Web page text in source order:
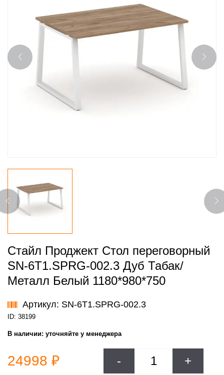
Стайл Проджект Стол переговорный
SN-6T1.SPRG-002.3 Дуб Табак/
Металл Белый 1180*980*750
Артикул: SN-6T1.SPRG-002.3
ID: 38199
В наличии: уточняйте у менеджера
24998 ₽ - +